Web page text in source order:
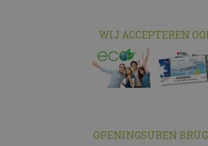
WIJ ACCEPTEREN
OPENINGSUREN